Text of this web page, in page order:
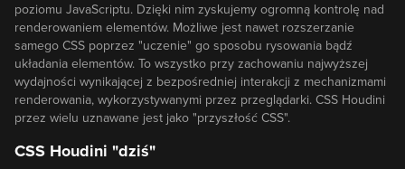
poziomu JavaScriptu. Dzięki nim zyskujemy ogromną kontrolę nad
renderowaniem elementów. Możliwe jest nawet rozszerzanie
samego CSS poprzez "uczenie" go sposobu rysowania bądź
układania elementów. To wszystko przy zachowaniu najwyższej
wydajności wynikającej z bezpośredniej interakcji z mechanizmami
renderowania, wykorzystywanymi przez przeglądarki. CSS Houdini
przez wielu uznawane jest jako "przyszłość CSS".
CSS Houdini "dziś"